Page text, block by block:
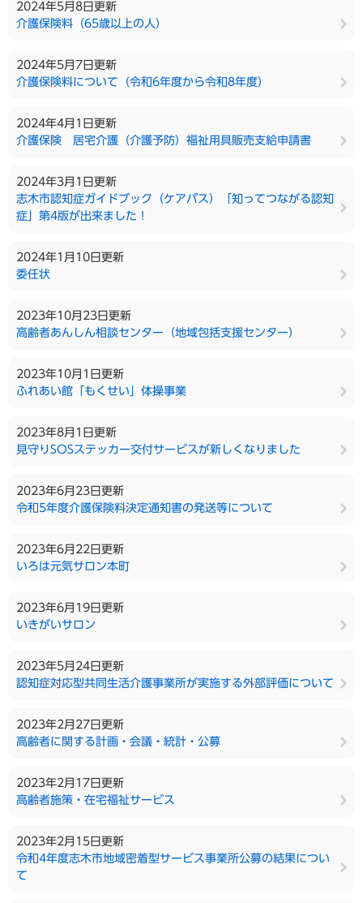
2024年5月8日更新
介護保険料（65歳以上の人）
2024年5月7日更新
介護保険料について（令和6年度から令和8年度）
2024年4月1日更新
介護保険 居宅介護（介護予防）福祉用具販売支給申請書
2024年3月1日更新
志木市認知症ガイドブック（ケアパス）「知ってつながる認知
症」第4版が出来ました！
2024年1月10日更新
委任状
2023年10月23日更新
高齢者あんしん相談センター（地域包括支援センター）
2023年10月1日更新
ふれあい館「もくせい」体操事業
2023年8月1日更新
見守りSOSステッカー交付サービスが新しくなりました
2023年6月23日更新
令和5年度介護保険料決定通知書の発送等について
2023年6月22日更新
いろは元気サロン本町
2023年6月19日更新
いきがいサロン
2023年5月24日更新
認知症対応型共同生活介護事業所が実施する外部評価について
2023年2月27日更新
高齢者に関する計画・会議・統計・公募
2023年2月17日更新
高齢者施策・在宅福祉サービス
2023年2月15日更新
令和4年度志木市地域密着型サービス事業所公募の結果につい
て